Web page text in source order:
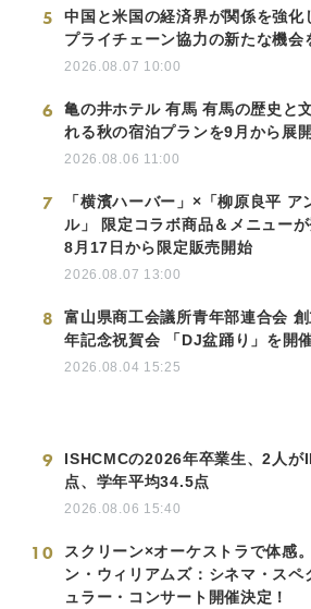
5
中国と米国の経済界が関係を強化
プライチェーン協力の新たな機会
2026.08.07 10:00
6
亀の井ホテル 有馬 有馬の歴史と
れる秋の宿泊プランを9月から展開
2026.08.06 11:00
7
「横濱ハーバー」×「柳原良平 ア
ル」 限定コラボ商品＆メニュー
8月17日から限定販売開始
2026.08.07 13:00
8
富山県商工会議所青年部連合会
年記念祝賀会 「DJ盆踊り」を開
2026.08.04 15:25
9
ISHCMCの2026年卒業生、2人が
点、学年平均34.5点
2026.08.06 15:40
10
スクリーン×オーケストラで体感
ン・ウィリアムズ：シネマ・スペ
ュラー・コンサート開催決定！